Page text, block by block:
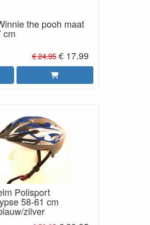
the pooh maat
cm
€ 24.95 € 17.99
Polisport
58-61 cm
zilver